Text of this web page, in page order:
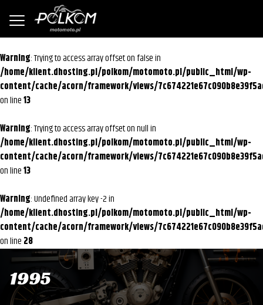
Warning : Trying to access array offset on false in
/home/klient.dhosting.pl/polkom/motomoto.pl/public_html/wp-
content/cache/acorn/framework/views/
on line13
Warning : Trying to access array offset on null in
/home/klient.dhosting.pl/polkom/motomoto.pl/public_html/wp-
content/cache/acorn/framework/views/
on line13
Warning : Undefined array key -2 in
/home/klient.dhosting.pl/polkom/motomoto.pl/public_html/wp-
content/cache/acorn/framework/views/
on line 28
1995